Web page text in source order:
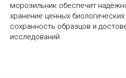
морозильник обеспечит
хранение ценных
сохранность образцов и
исследований.